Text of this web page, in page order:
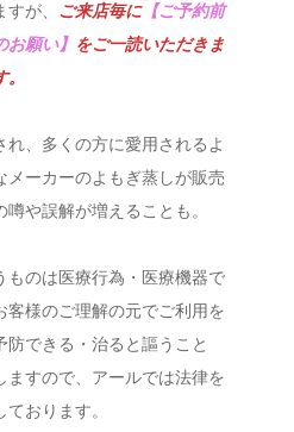
が、 ご来店毎に【ご予約前
お願い】 をご一読いただきま
れ、多くの方に愛用されるよ
メーカーのよもぎ蒸しが販売
や誤解が増えることも。
ものは医療行為・医療機器で
客様のご理解の元でご利用を
防できる・治ると謳うこと
ますので、アールでは法律を
おります。